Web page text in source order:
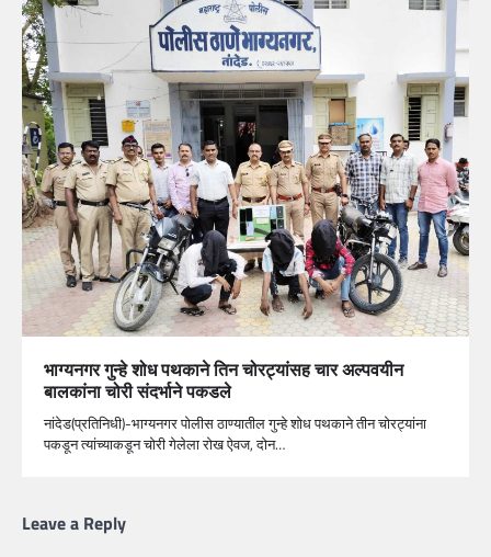
भाग्यनगर गुन्हे शोध पथकाने तिन चोरट्यांसह चार अल्पवयीन
बालकांना चोरी संदर्भाने पकडले
नांदेड(प्रतिनिधी)-भाग्यनगर पोलीस ठाण्यातील गुन्हे शोध पथकाने तीन चोरट्यांना
पकडून त्यांच्याकडून चोरी गेलेला रोख ऐवज, दोन…
Leave a Reply